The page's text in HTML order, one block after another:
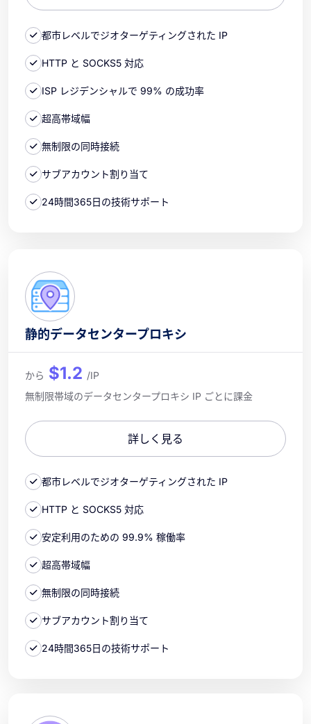
都市レベルでジオターゲティングされた IP
HTTP と SOCKS5 対応
ISP レジデンシャルで 99% の成功率
超高帯域幅
無制限の同時接続
サブアカウント割り当て
24時間365日の技術サポート
静的データセンタープロキシ
から $1.2 /IP
無制限帯域のデータセンタープロキシ IP ごとに課金
詳しく見る
都市レベルでジオターゲティングされた IP
HTTP と SOCKS5 対応
安定利用のための 99.9% 稼働率
超高帯域幅
無制限の同時接続
サブアカウント割り当て
24時間365日の技術サポート